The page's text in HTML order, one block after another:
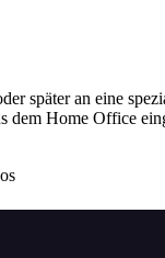
später an eine
Home Office